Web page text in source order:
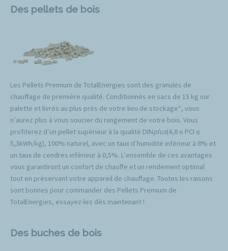
Des pellets de bois
Les Pellets Premium de TotalEnergies sont des granulés de
chauffage de première qualité. Conditionnés en sacs de 15 kg sur
palette et livrés au plus près de votre lieu de stockage*, vous
n’aurez plus à vous soucier du rangement de votre bois. Vous
profiterez d’un pellet supérieur à la qualité DINplus(4,8 ≤ PCI ≤
5,3kWh/kg), 100% naturel, avec un taux d’humidité inférieur à 8% et
un taux de cendres inférieur à 0,5%. L’ensemble de ces avantages
vous garantiront un confort de chauffe et un rendement optimal
tout en préservant votre appareil de chauffage. Toutes les raisons
sont bonnes pour commander des Pellets Premium de
TotalEnergies, essayez-les dès maintenant !
Des buches de bois